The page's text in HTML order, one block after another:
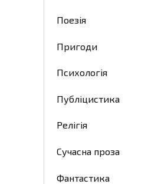
Поезія
Пригоди
Психологія
Публіцистика
Релігія
Сучасна проза
Фантастика